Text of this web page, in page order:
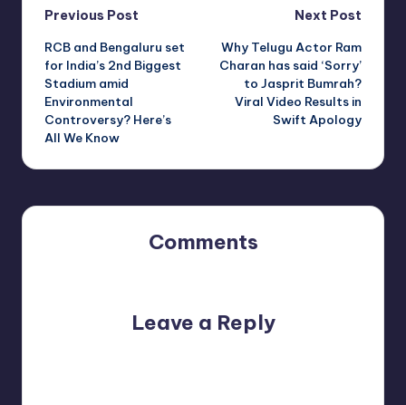
Post
navigation
Previous Post
RCB and Bengaluru set
for India’s 2nd Biggest
Stadium amid
Environmental
Controversy? Here’s
All We Know
Next Post
Why Telugu Actor Ram
Charan has said ‘Sorry’
to Jasprit Bumrah?
Viral Video Results in
Swift Apology
Comments
Leave a Reply